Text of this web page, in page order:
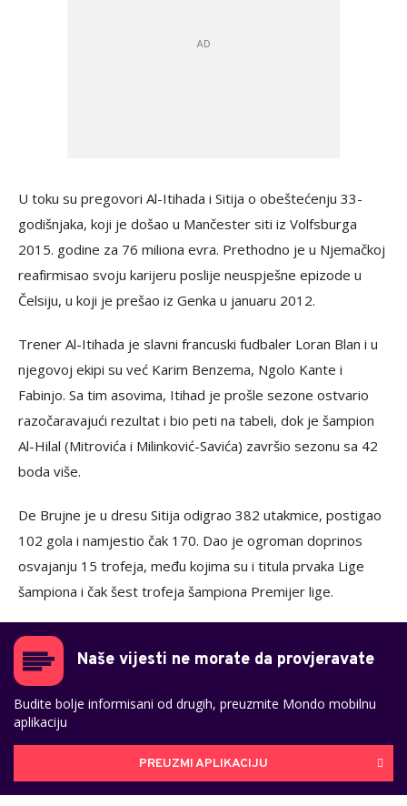
U toku su pregovori Al-Itihada i Sitija o obeštećenju 33-
godišnjaka, koji je došao u Mančester siti iz Volfsburga
2015. godine za 76 miliona evra. Prethodno je u Njemačkoj
reafirmisao svoju karijeru poslije neuspješne epizode u
Čelsiju, u koji je prešao iz Genka u januaru 2012.
Trener Al-Itihada je slavni francuski fudbaler Loran Blan i u
njegovoj ekipi su već Karim Benzema, Ngolo Kante i
Fabinjo. Sa tim asovima, Itihad je prošle sezone ostvario
razočaravajući rezultat i bio peti na tabeli, dok je šampion
Al-Hilal (Mitrovića i Milinković-Savića) završio sezonu sa 42
boda više.
De Brujne je u dresu Sitija odigrao 382 utakmice, postigao
102 gola i namjestio čak 170. Dao je ogroman doprinos
osvajanju 15 trofeja, među kojima su i titula prvaka Lige
šampiona i čak šest trofeja šampiona Premijer lige.
Naše vijesti ne morate da provjeravate
Budite bolje informisani od drugih, preuzmite Mondo mobilnu
aplikaciju
PREUZMI APLIKACIJU